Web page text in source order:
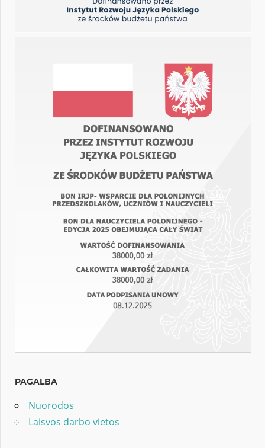
PAGALBA
Nuorodos
Laisvos darbo vietos